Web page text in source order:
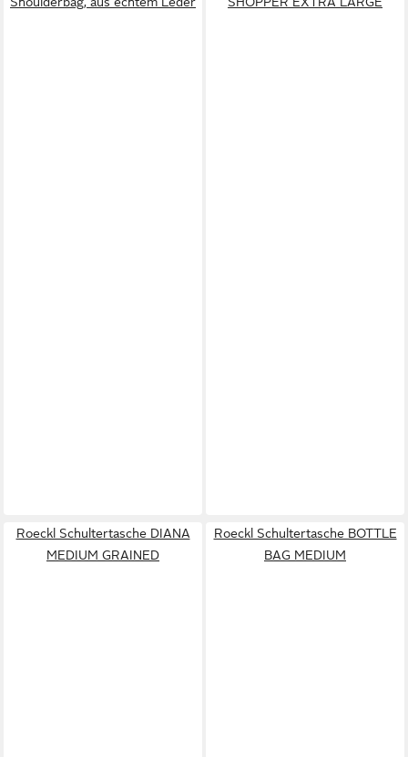
Roeckl Schultertasche DIANA
MEDIUM GRAINED
Roeckl Schultertasche BOTTLE
BAG MEDIUM